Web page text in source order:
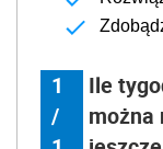
1
/
Ile
można